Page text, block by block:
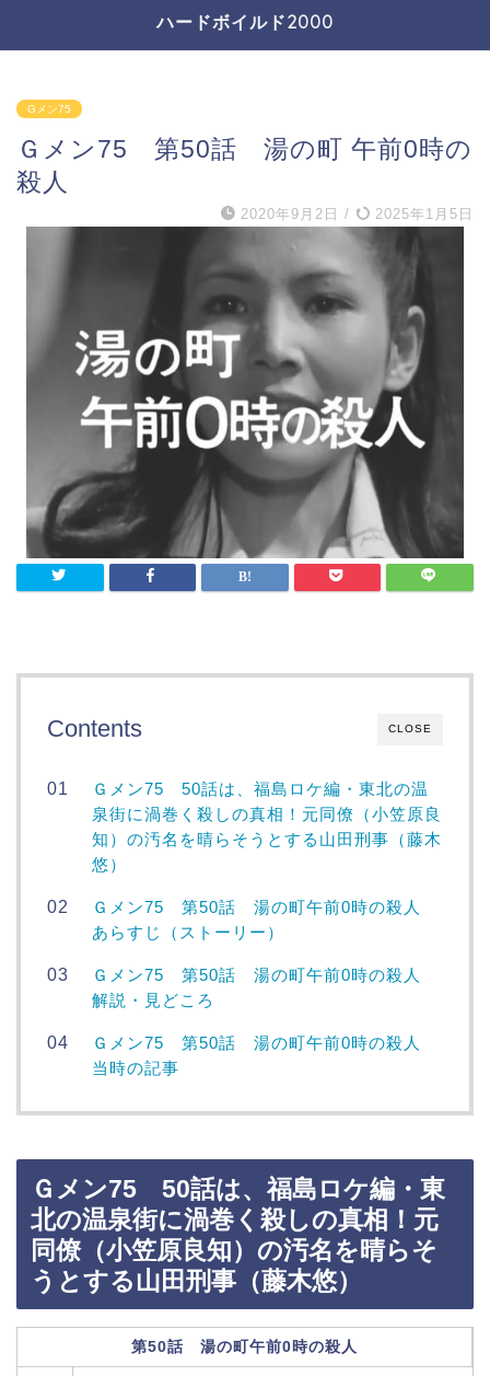
ハードボイルド2000
Gメン75
Ｇメン75 第50話 湯の町 午前0時の
殺人
2020年9月2日 / 2025年1月5日
CLOSE
Contents
Ｇメン75 50話は、福島ロケ編・東北の温
泉街に渦巻く殺しの真相！元同僚（小笠原良
知）の汚名を晴らそうとする山田刑事（藤木
悠）
Ｇメン75 第50話 湯の町午前0時の殺人
あらすじ（ストーリー）
Ｇメン75 第50話 湯の町午前0時の殺人
解説・見どころ
Ｇメン75 第50話 湯の町午前0時の殺人
当時の記事
Ｇメン75 50話は、福島ロケ編・東
北の温泉街に渦巻く殺しの真相！元
同僚（小笠原良知）の汚名を晴らそ
うとする山田刑事（藤木悠）
第50話 湯の町午前0時の殺人